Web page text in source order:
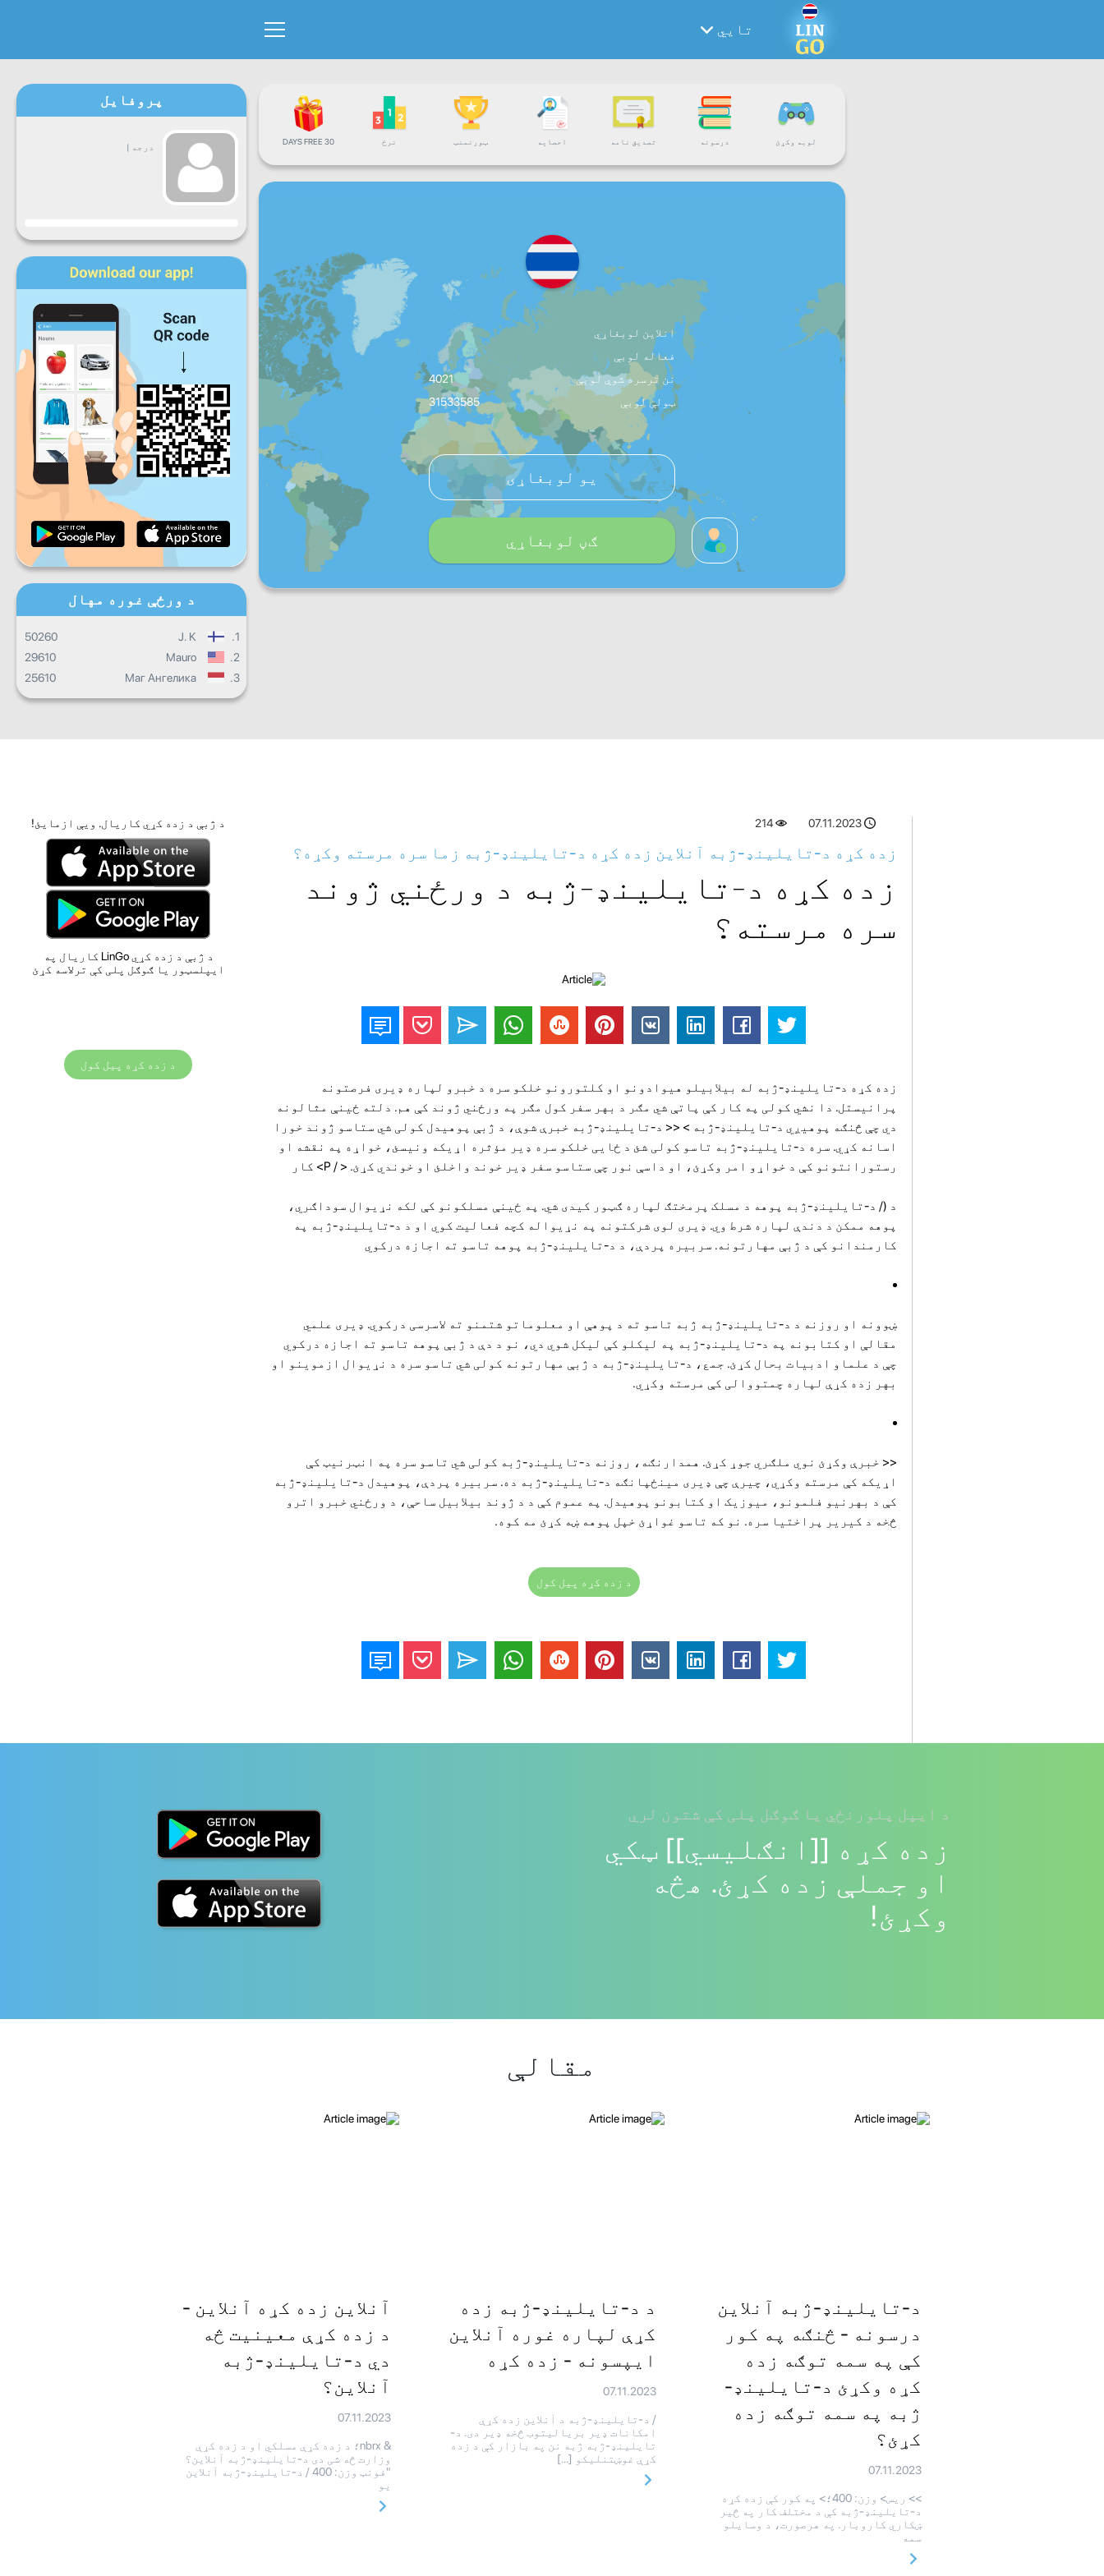
تایي
لوبه وکړئ درسونه تصدیق نامه احصایه ټورنمنټ نرخ 30 DAYS FREE
انلاین لوبغاړي
فعاله لوبې
نن ترسره شوې لوبې
4021
ټولې لوبې
31533585
یو لوبغاړی
ګڼ لوبغاړي
پروفایل
درجه |
جاري
دوشنبه سه پنجشنبه
جمعې
ورځ
شنبه یکشنبه
ورځنی پرمختګ
میاشتنی پرمختګ
ټول ټال جريان
د ورځې غوره مهال
1.
J. K
50260
2.
Mauro
29610
3.
Маг Ангелика
25610
07.11.2023
214
زده کړه د-تایلینډ-ژبه آنلاین زده کړه د-تایلینډ-ژبه زما سره مرسته وکړه؟
زده کړه د-تایلینډ-ژبه د ورځني ژوند
سره مرسته؟
زده کړه د-تایلینډ-ژبه له بیلابیلو هیوادونو او کلتورونو خلکو سره د خبرو لپاره ډیری فرصتونه
پرانيستل. دا نشي کولی په کار کې پاتې شي مګر د بهر سفر کول مګر په ورځني ژوند کې هم. دلته ځینې مثالونه
دي چې څنګه پوهیږي د-تایلینډ-ژبه > << د-تایلینډ-ژبه خبرې شوې، د ژبې پوهیدل کولی شي ستاسو ژوند خورا
اسانه کړي. سره د-تایلینډ-ژبه تاسو کولی شئ د ځایی خلکو سره ډیر مؤثره اړیکه ونیسئ، خواړه په نقشه او
رستورانتونو کې د خواړو امر وکړئ، او داسې نور چې ستاسو سفر ډیر خوند واخلئ او خوندي کړئ. < / P>
کار
د (/ د-تایلینډ-ژبه پوهه د مسلک پرمختګ لپاره ګټور کیدی شي. په ځینې مسلکونو کې لکه نړیوال سوداګري،
پوهه ممکن د دندې لپاره شرط وي. ډیری لوی شرکتونه په نړیواله کچه فعالیت کوي او د د-تایلینډ-ژبه په
کارمندانو کې د ژبې مهارتونه. سربیره پردې، د د-تایلینډ-ژبه پوهه تاسو ته اجازه درکوي
ښوونه او روزنه د د-تایلینډ-ژبه ژبه تاسو ته د پوهې او معلوماتو شتمنو ته لاسرسی درکوي. ډیری علمي
مقالې او کتابونه په د-تایلینډ-ژبه په لیکلو کې لیکل شوي دي، نو د دې د ژبې پوهه تاسو ته اجازه درکوي
چې د علماو ادبیات بحال کړئ. جمع، د-تایلینډ-ژبه د ژبې مهارتونه کولی شي تاسو سره د نړیوال ازموینو او
بهر زده کړې لپاره چمتووالی کې مرسته وکړي.
<< خبرې وکړئ نوي ملګري جوړ کړئ. همدارنګه، روزنه د-تایلینډ-ژبه کولی شي تاسو سره په انټرنیټ کې
اړیکه کې مرسته وکړي، چیرې چې ډیری مینځپانګه د-تایلینډ-ژبه ده. سربیره پردې، پوهیدل د-تایلینډ-ژبه
کې د بهرنیو فلمونو، میوزیک او کتابونو پوهیدل. په عموم کې د د ژوند بیلابیل ساحې، د ورځني خبرو اترو
څخه د کیریر پراختیا سره. نو که تاسو غواړئ خپل پوهه ښه کړئ مه کوه.
د زده کړه پیل کول
د ژبې د زده کړي کاریال. ویې ازمایئ!
د ژبې د زده کړي LinGo کاریال په
ایپلسټور یا ګوګل پلی کې ترلاسه کړئ
د زده کړه پیل کول
د ایپل پلورنځي یا ګوګل پلی کې شتون لري
زده کړه [[انګلیسي]] ټکي
او جملې زده کړئ. هڅه
وکړئ!
مقالې
د-تایلینډ-ژبه آنلاین
درسونه - څنګه په کور
کې په سمه توګه زده
کړه وکړئ د-تایلینډ-
ژبه په سمه توګه زده
کړئ؟
07.11.2023
>> ريس> وزن: 400؛> په کور کې زده کړه
د-تایلینډ-ژبه کې د مختلف کار په څیر
ښکاري کاروبار. په هرصورت، د وسایلو
سمه
د د-تایلینډ-ژبه زده
کړې لپاره غوره آنلاین
ایپسونه - زده کړه
07.11.2023
/ د-تایلینډ-ژبه د آنلاین زده کړې
امکانات ډیر بریالیتوب څخه ډیر دی. د-
تایلینډ-ژبه ژبه نن په بازار کې د زده
کړې غوښتنلیکو […]
آنلاین زده کړه آنلاین -
د زده کړې معینیت څه
دي د-تایلینډ-ژبه
آنلاین؟
07.11.2023
& nbrx؛ د زده کړې مسلکي او د زده کړې
وزارت څه شی دی د-تایلینډ-ژبه آنلاین؟
"فونټ وزن: 400 / د-تایلینډ-ژبه آنلاین
یو